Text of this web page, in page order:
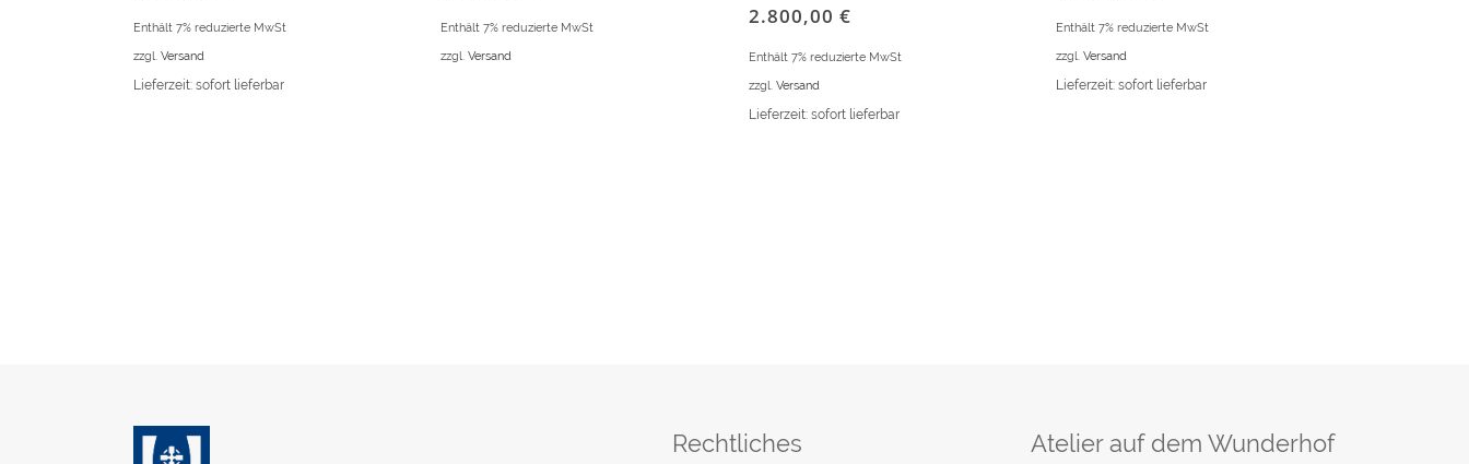
Enthält 7% reduzierte MwSt
zzgl. Versand
Lieferzeit: sofort lieferbar
Enthält 7% reduzierte MwSt
zzgl.Versand
2.800,00 €
Enthält 7% reduzierte MwSt
zzgl. Versand
Lieferzeit: sofort lieferbar
Enthält 7% reduzierte MwSt
zzgl. Versand
Lieferzeit: sofort lieferbar
Rechtliches Atelier auf dem Wunderhof